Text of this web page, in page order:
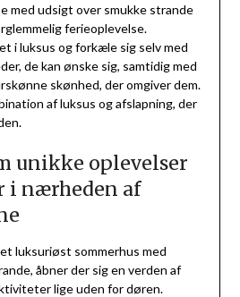
med udsigt over smukke strande
ferieoplevelse.
i luksus og forkæle sig selv med
de kan ønske sig, samtidig med
skønhed, der omgiver dem.
af luksus og afslapning, der
unikke oplevelser
i nærheden af
luksuriøst sommerhus med
åbner der sig en verden af
lige uden for døren.